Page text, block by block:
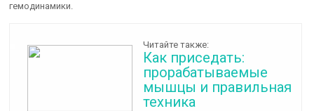
гемодинамики.
Читайте также:
Как приседать:
прорабатываемые
мышцы и правильная
техника